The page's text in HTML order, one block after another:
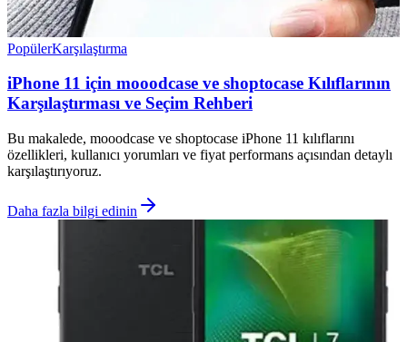
PopülerKarşılaştırma
iPhone 11 için mooodcase ve shoptocase Kılıflarının
Karşılaştırması ve Seçim Rehberi
Bu makalede, mooodcase ve shoptocase iPhone 11 kılıflarını
özellikleri, kullanıcı yorumları ve fiyat performans açısından detaylı
karşılaştırıyoruz.
Daha fazla bilgi edinin